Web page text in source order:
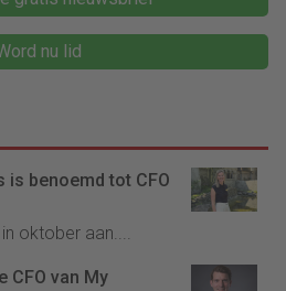
nu lid
benoemd tot CFO
oktober aan....
CFO van My